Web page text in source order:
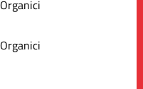
Organici
Organici